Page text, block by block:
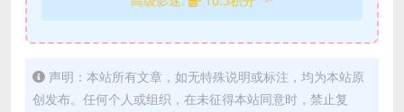
声明：本站所有文章，如无特殊说明或标注，均为本站原
创发布。任何个人或组织，在未征得本站同意时，禁止复